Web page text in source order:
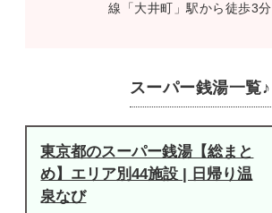
線「大井町」駅から徒歩3分
スーパー銭湯一覧♪
東京都のスーパー銭湯【総まと
め】エリア別44施設 | 日帰り温
泉なび